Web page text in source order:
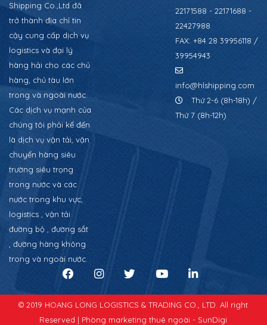
Shipping Co.,Ltd đã
trở thành địa chỉ tin
cậy cung cấp dịch vụ
logistics và đại lý
hàng hải cho các chủ
hàng, chủ tàu lớn
trong và ngoài nước.
Các dịch vụ mạnh của
chúng tôi phải kể đến
là dịch vụ vận tải, vận
chuyển hàng siêu
trường siêu trọng
trong nước và các
nước trong khu vực,
logistics , vận tải
đường bộ , đường sắt
, đường hàng không
trong và ngoài nước.
22171588 - 22171688 -
22427988
FAX: +84 28 39956118 /
39954943
info@hlshipping.com
Thứ 2-6 (8h-18h) /
Thứ 7 (8h-12h)
© 2019 HOANG LONG LOGISTICS & TRADING CO., LTD. All right
Reserved | Phòng marketing thuê ngoài - SunDigi